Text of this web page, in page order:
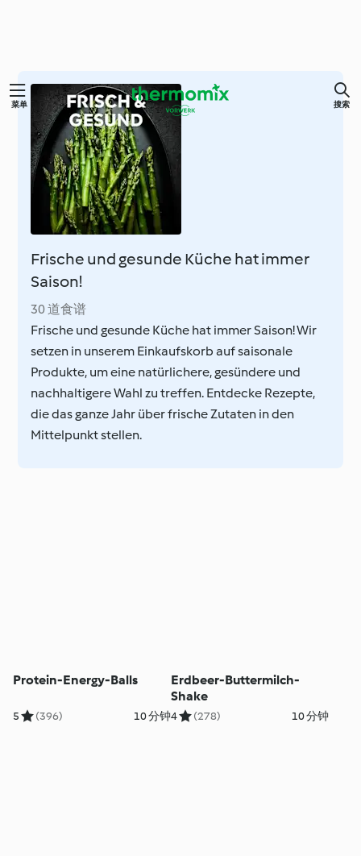
跳菜单 搜索
Frische und gesunde Küche hat immer
Saison!
30 道食谱
Frische und gesunde Küche hat immer Saison! Wir
setzen in unserem Einkaufskorb auf saisonale
Produkte, um eine natürlichere, gesündere und
nachhaltigere Wahl zu treffen. Entdecke Rezepte,
die das ganze Jahr über frische Zutaten in den
Mittelpunkt stellen.
Protein-Energy-Balls
5 (396) 10 分钟
Erdbeer-Buttermilch-
Shake
4 (278) 10 分钟